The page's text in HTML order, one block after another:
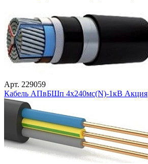
Арт. 229059
Кабель АПвБШп 4х240мс(N)-1кВ Акция